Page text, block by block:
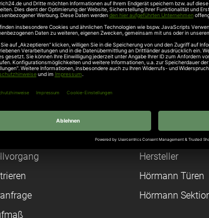
Stellenangebote
Hersteller
Hörmann Türen
Hörmann